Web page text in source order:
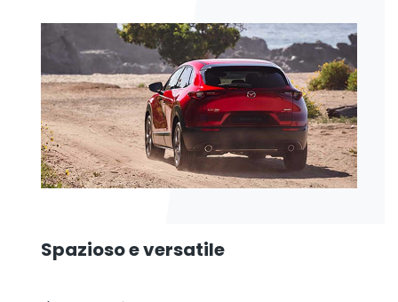
Spazioso e versatile